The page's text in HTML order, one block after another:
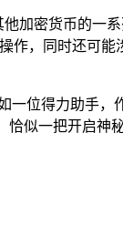
加密货币的一
，同时还可
如一位得力助手
似一把开启